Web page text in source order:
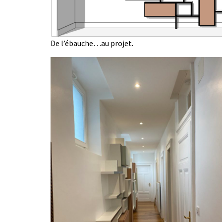
De l’ébauche…au projet.